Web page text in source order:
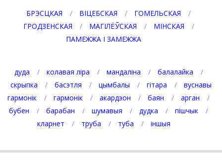
БРЭСЦКАЯ ВІЦЕБСКАЯ
ГОМЕЛЬСКАЯ
ГРОДЗЕНСКАЯ
МАГІЛЁЎСКАЯ
МІНСКАЯ
ПАМЕЖЖА І ЗАМЕЖЖА
дуда колавая ліра мандаліна
балалайка
скрыпка
басэтля цымбалы гітара
вуснавы
гармонік
гармонік акардэон баян
арган
бубен
барабан шумавыя дудка
пішчык
кларнет
труба туба іншыя